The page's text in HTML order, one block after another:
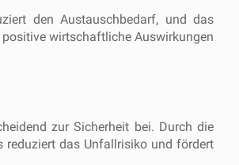
den Austauschbedarf, und das
wirtschaftliche Auswirkungen
zur Sicherheit bei. Durch die
reduziert das Unfallrisiko und fördert